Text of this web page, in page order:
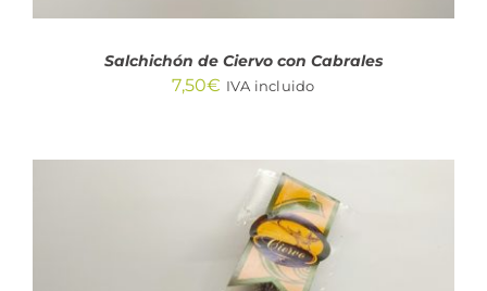
Salchichón de Ciervo con Cabrales
7,50€ IVA incluido